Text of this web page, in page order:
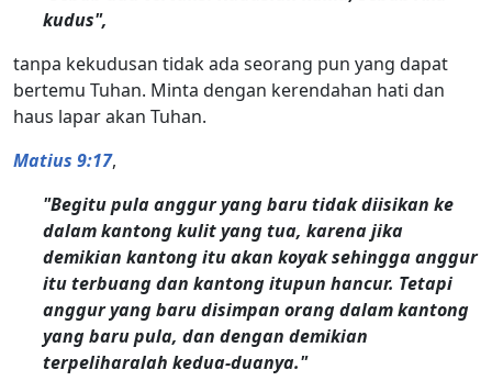
kudus",
tanpa kekudusan tidak ada seorang pun yang dapat
bertemu Tuhan. Minta dengan kerendahan hati dan
haus lapar akan Tuhan.
Matius 9:17,
"Begitu pula anggur yang baru tidak diisikan ke
dalam kantong kulit yang tua, karena jika
demikian kantong itu akan koyak sehingga anggur
itu terbuang dan kantong itupun hancur. Tetapi
anggur yang baru disimpan orang dalam kantong
yang baru pula, dan dengan demikian
terpeliharalah kedua-duanya."